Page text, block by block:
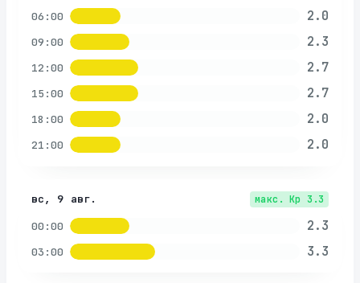
06:00 2.0
09:00 2.3
12:00 2.7
15:00 2.7
18:00 2.0
21:00 2.0
вс, 9 авг. макс. Kp 3.3
00:00 2.3
03:00 3.3